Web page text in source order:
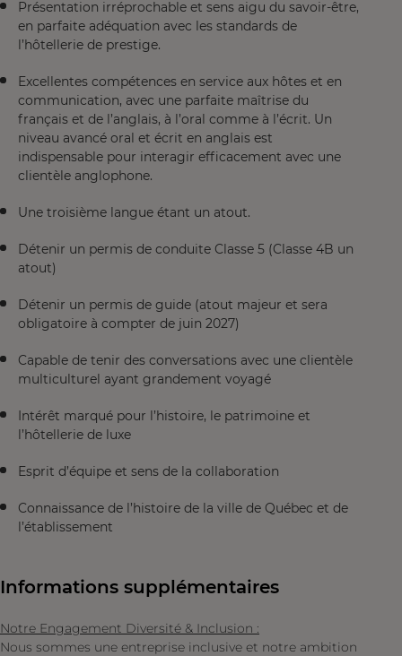
Présentation irréprochable et sens aigu du savoir-être,
en parfaite adéquation avec les standards de
l’hôtellerie de prestige.
Excellentes compétences en service aux hôtes et en
communication, avec une parfaite maîtrise du
français et de l’anglais, à l’oral comme à l’écrit. Un
niveau avancé oral et écrit en anglais est
indispensable pour interagir efficacement avec une
clientèle anglophone.
Une troisième langue étant un atout.
Détenir un permis de conduite Classe 5 (Classe 4B un
atout)
Détenir un permis de guide (atout majeur et sera
obligatoire à compter de juin 2027)
Capable de tenir des conversations avec une clientèle
multiculturel ayant grandement voyagé
Intérêt marqué pour l’histoire, le patrimoine et
l’hôtellerie de luxe
Esprit d’équipe et sens de la collaboration
Connaissance de l’histoire de la ville de Québec et de
l’établissement
Informations supplémentaires
Notre Engagement Diversité & Inclusion :
Nous sommes une entreprise inclusive et notre ambition